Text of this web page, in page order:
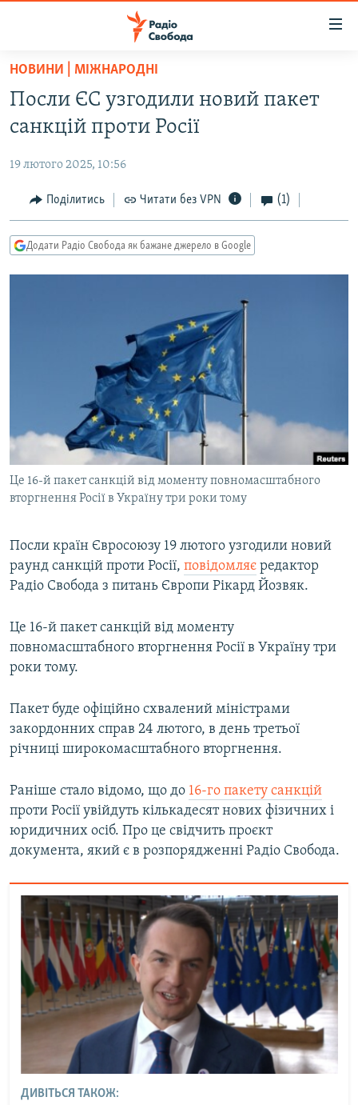
Перейти
основного
матеріалу
до
навігації
Перейти
до
ПОЛІТИКА
ЕКОНОМІКА
КУЛЬТУРА
ВІЙНА
РОСІЙСЬКА «ФІЛЬТРАЦІЯ»
КРИМ.РЕАЛІЇ
МУЛЬТИМЕДІА
СПЕЦПРОЄКТИ
КРИМ РЕАЛІЇ
УКР
КТАТ
ДОЛУЧАЙСЯ!
Усі сайти RFE/RL
НОВИНИ | МІЖНАРОДНІ
Посли ЄС узгодили новий пакет
санкцій проти Росії
19 лютого 2025, 10:56
Поділитись Читати без VPN (1)
Додати Радіо Свобода як бажане джерело в Google
Це 16-й пакет санкцій від моменту повномасштабного
вторгнення Росії в Україну три роки тому
Посли країн Євросоюзу 19 лютого узгодили новий
раунд санкцій проти Росії, повідомляє редактор
Радіо Свобода з питань Європи Рікард Йозвяк.
Це 16-й пакет санкцій від моменту
повномасштабного вторгнення Росії в Україну три
роки тому.
Пакет буде офіційно схвалений міністрами
закордонних справ 24 лютого, в день третьої
річниці широкомасштабного вторгнення.
Раніше стало відомо, що до 16-го пакету санкцій
проти Росії увійдуть кількадесят нових фізичних і
юридичних осіб. Про це свідчить проєкт
документа, який є в розпорядженні Радіо Свобода.
ДИВІТЬСЯ ТАКОЖ: